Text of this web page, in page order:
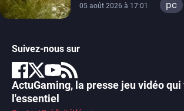
05 août 2026 à 17:01 pc
Suivez-nous sur
ActuGaming, la presse jeu vidéo qui
l'essentiel